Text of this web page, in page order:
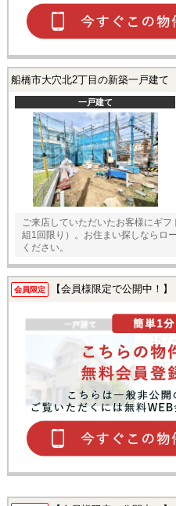
船橋市大穴北2丁目の新築一戸建て
一戸建て
ご来店していただいたお客様にギ
組1回限り）。お住まい探しならロ
ください。
会員限定 【会員様限定で公開中！】